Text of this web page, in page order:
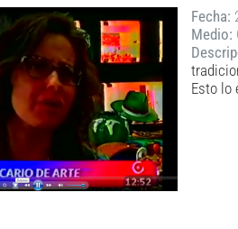
Fecha:
Medio:
Esto lo